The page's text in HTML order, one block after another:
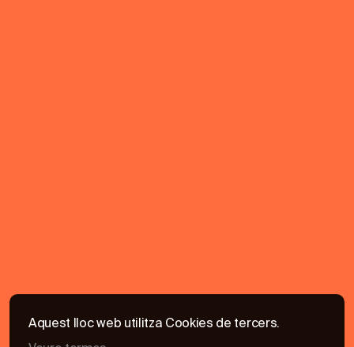
Aquest lloc web utilitza Cookies de tercers.